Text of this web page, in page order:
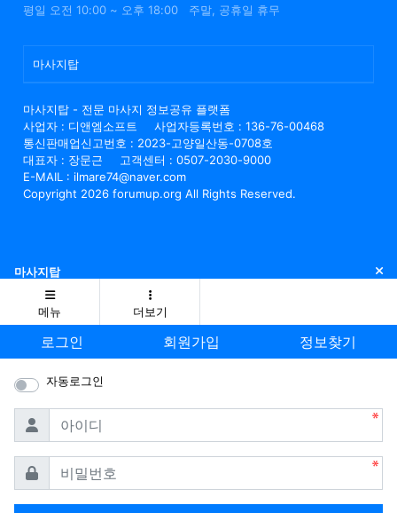
평일 오전 10:00 ~ 오후 18:00 주말, 공휴일 휴무
마사지탑
마사지탑 - 전문 마사지 정보공유 플랫폼
사업자 : 디앤엠소프트
사업자등록번호 : 136-76-00468
통신판매업신고번호 : 2023-고양일산동-0708호
대표자 : 장문근
고객센터 : 0507-2030-9000
E-MAIL : ilmare74@naver.com
Copyright 2026 forumup.org All Rights Reserved.
마사지탑 닫
메뉴 더보기
로그인 회원가입 정보찾기
자동로그인
아이디
비밀번호